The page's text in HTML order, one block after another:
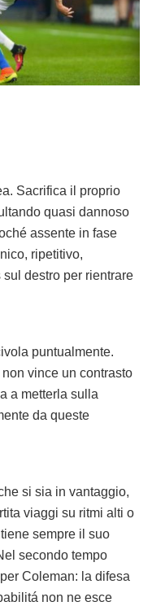
Sacrifica il proprio
quasi dannoso
assente in fase
ripetitivo,
destro per rientrare
puntualmente.
vince un contrasto
a metterla sulla
da queste
si sia in vantaggio,
viaggi su ritmi alti o
sempre il suo
secondo tempo
Coleman: la difesa
non ne esce